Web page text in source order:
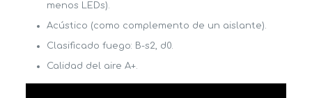
menos LEDs).
Acústico (como complemento de un aislante).
Clasificado fuego: B-s2, d0.
Calidad del aire A+.